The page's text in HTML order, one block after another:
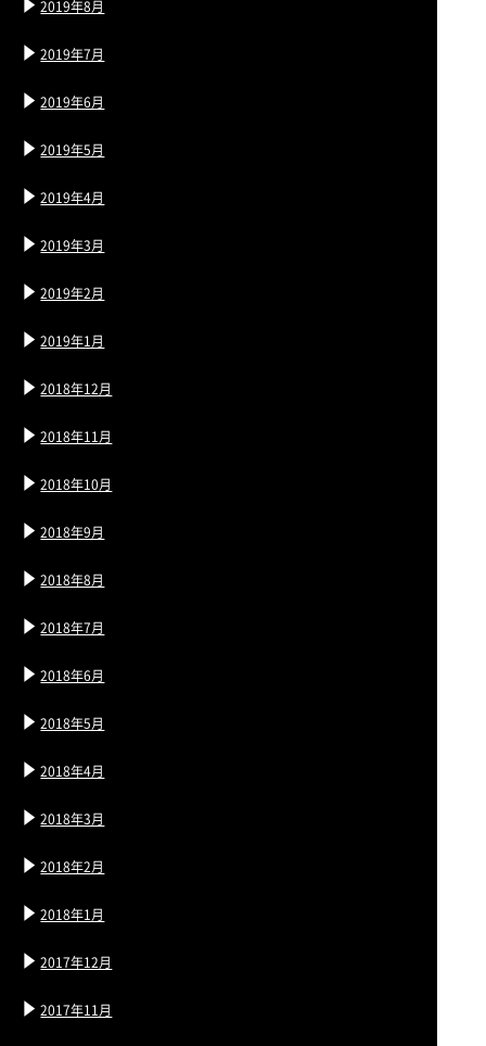
2019年8月
2019年7月
2019年6月
2019年5月
2019年4月
2019年3月
2019年2月
2019年1月
2018年12月
2018年11月
2018年10月
2018年9月
2018年8月
2018年7月
2018年6月
2018年5月
2018年4月
2018年3月
2018年2月
2018年1月
2017年12月
2017年11月